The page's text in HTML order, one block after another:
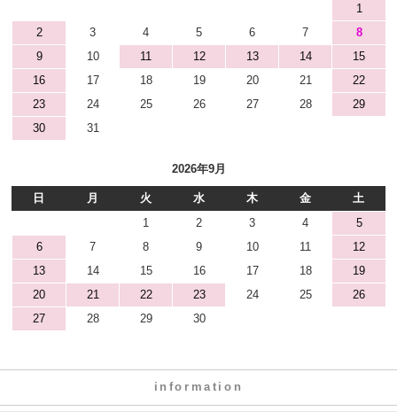
1
2
3 4 5 6 7
8
9
10 11 12 13 14
15
16
17 18 19 20 21
22
23
24 25 26 27 28
29
30
31
2026年9月
日 月 火 水 木 金
土
1
2 3 4
5
6
7 8 9 10 11
12
13
14 15 16 17 18
19
20
21 22 23 24 25
26
27
28 29 30
information